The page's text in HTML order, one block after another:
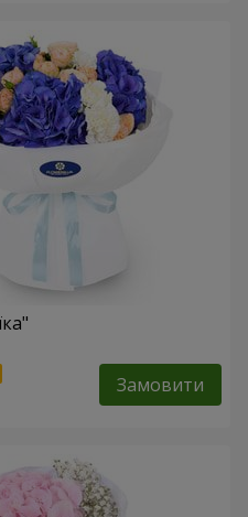
Замовити